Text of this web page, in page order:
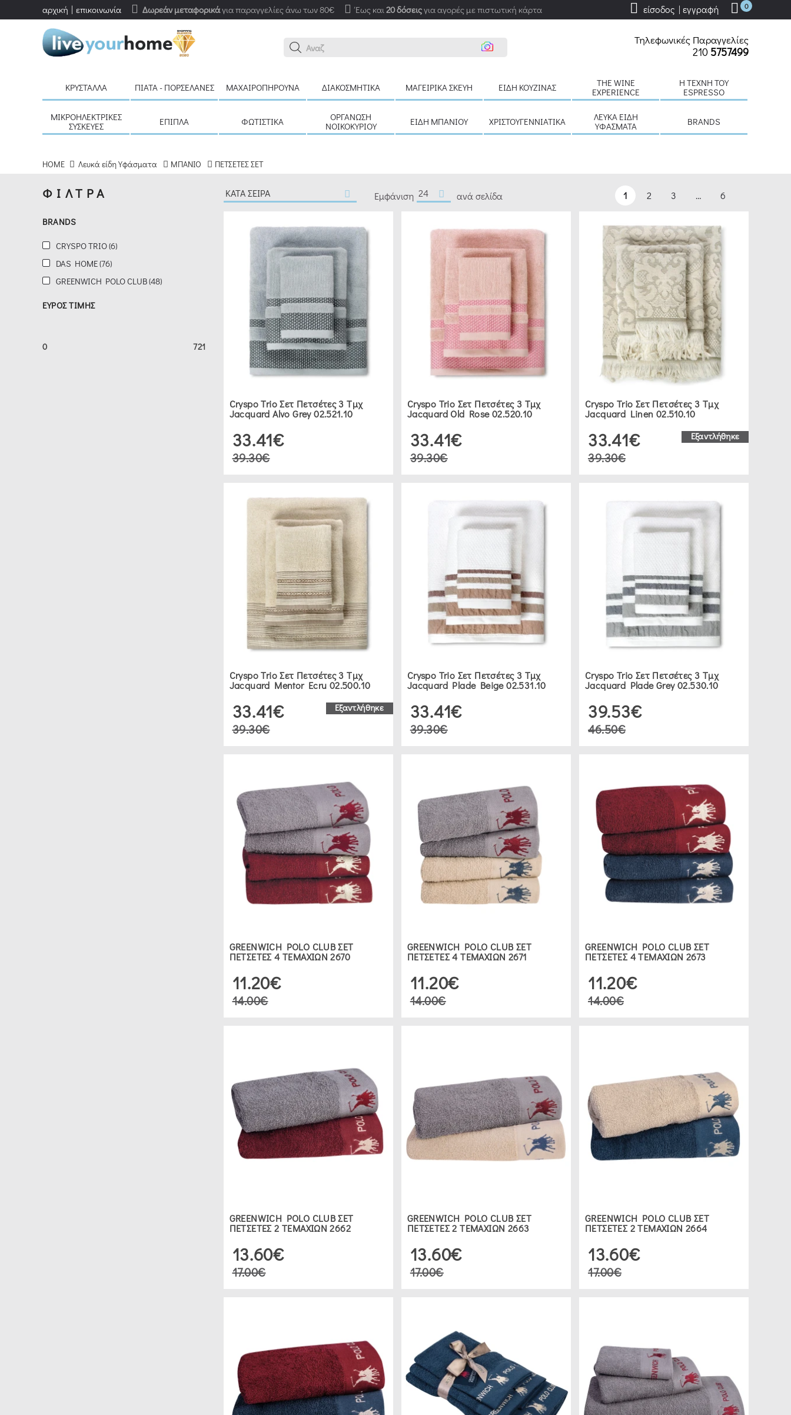
Δωρεάν μεταφορικάγια παραγγελίες άνω των 80€ Έως και20 δόσειςγια αγορές με πιστωτική κάρτα
αρχική επικοινωνία 0
είσοδος | εγγραφή
Αναζήτηση εδώ
Τηλεφωνικές Παραγγελίες
210 5757499
ΚΡΎΣΤΑΛΛΑ ΠΙΆΤΑ - ΠΟΡΣΕΛΆΝΕΣ ΜΑΧΑΙΡΟΠΉΡΟΥΝΑ ΔΙΑΚΟΣΜΗΤΙΚΆ ΜΑΓΕΙΡΙΚΆ ΣΚΕΎΗ ΕΊΔΗ ΚΟΥΖΊΝΑΣ
THE WINE
EXPERIENCE
H ΤΈΧΝΗ ΤΟΥ
ESPRESSO
ΜΙΚΡΟΗΛΕΚΤΡΙΚΈΣ
ΣΥΣΚΕΥΈΣ
ΈΠΙΠΛΑ ΦΩΤΙΣΤΙΚΆ
ΟΡΓΆΝΩΣΗ
ΝΟΙΚΟΚΥΡΙΟΎ
ΕΊΔΗ ΜΠΆΝΙΟΥ ΧΡΙΣΤΟΥΓΕΝΝΙΆΤΙΚΑ
ΛΕΥΚΆ ΕΊΔΗ
ΥΦΆΣΜΑΤΑ
BRANDS
HOME Λευκά είδη Υφάσματα ΜΠΑΝΙΟ ΠΕΤΣΕΤΕΣ ΣΕΤ
ΦΙΛΤΡΑ
BRANDS
CRYSPO TRIO (6)
DAS HOME (76)
GREENWICH POLO CLUB (48)
ΕΥΡΟΣ ΤΙΜΗΣ
0 721
Εμφάνιση ανά σελίδα 1 2 3 … 6
Cryspo Trio Σετ Πετσέτες 3 Τμχ
Jacquard Alvo Grey 02.521.10
33.41€
39.30€
Cryspo Trio Σετ Πετσέτες 3 Τμχ
Jacquard Old Rose 02.520.10
33.41€
39.30€
Cryspo Trio Σετ Πετσέτες 3 Τμχ
Jacquard Linen 02.510.10
33.41€
39.30€
Εξαντλήθηκε
Cryspo Trio Σετ Πετσέτες 3 Τμχ
Jacquard Mentor Ecru 02.500.10
33.41€
39.30€
Εξαντλήθηκε
Cryspo Trio Σετ Πετσέτες 3 Τμχ
Jacquard Plade Beige 02.531.10
33.41€
39.30€
Cryspo Trio Σετ Πετσέτες 3 Τμχ
Jacquard Plade Grey 02.530.10
39.53€
46.50€
GREENWICH POLO CLUB ΣΕΤ
ΠΕΤΣΕΤΕΣ 4 ΤΕΜΑΧΙΩΝ 2670
11.20€
14.00€
GREENWICH POLO CLUB ΣΕΤ
ΠΕΤΣΕΤΕΣ 4 ΤΕΜΑΧΙΩΝ 2671
11.20€
14.00€
GREENWICH POLO CLUB ΣΕΤ
ΠΕΤΣΕΤΕΣ 4 ΤΕΜΑΧΙΩΝ 2673
11.20€
14.00€
GREENWICH POLO CLUB ΣΕΤ
ΠΕΤΣΕΤΕΣ 2 ΤΕΜΑΧΙΩΝ 2662
13.60€
17.00€
GREENWICH POLO CLUB ΣΕΤ
ΠΕΤΣΕΤΕΣ 2 ΤΕΜΑΧΙΩΝ 2663
13.60€
17.00€
GREENWICH POLO CLUB ΣΕΤ
ΠΕΤΣΕΤΕΣ 2 ΤΕΜΑΧΙΩΝ 2664
13.60€
17.00€
ΚΑΘΑΡΙΣΜΟΣ
ΦΙΛΤΡΑ